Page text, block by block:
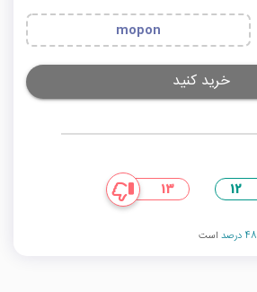
mopon
خرید کنید
12
13
48 درصد است